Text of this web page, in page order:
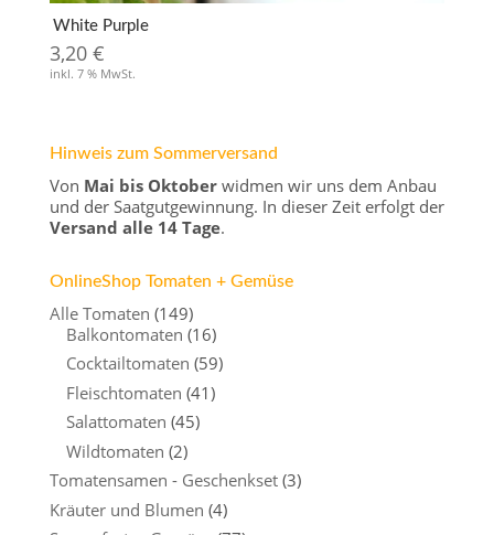
White Purple
3,20 €
inkl. 7 % MwSt.
Hinweis zum Sommerversand
Von Mai bis Oktoberwidmen wir uns dem Anbau
und der Saatgutgewinnung. In dieser Zeit erfolgt der
Versand alle 14 Tage.
OnlineShop Tomaten + Gemüse
Alle Tomaten (149)
Balkontomaten (16)
Cocktailtomaten (59)
Fleischtomaten (41)
Salattomaten (45)
Wildtomaten (2)
Tomatensamen - Geschenkset (3)
Kräuter und Blumen (4)